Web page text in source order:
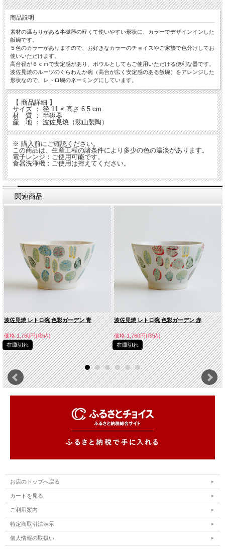
商品説明
素材の温もりがある半磁器の軽くて使いやすい形状に、カラーでデザインインした
飯碗です。
５色のカラーがありますので、お好きなカラーのチョイスやご家族で色分けしてお
使いいただけます。
高台径が６ｃｍで安定感があり、ボウルとしてもご使用いただける便利な器です。
波佐見焼のルーツのくらわんか碗（高台が広く安定感のある飯碗）をアレンジした
形状なので、レトロ碗のネーミングにしています。
【 商品詳細 】
サイズ ： 径 11 × 高さ 6.5 cm
材 質 ： 半磁器
産 地 ： 波佐見焼（勲山製陶）
※ 購入前にご確認ください。
この商品は、生産工程の諸条件により多少の色の濃淡があります。
電子レンジ：ご使用可能です。
食器洗浄機：ご使用は控えてください。
関連商品
波佐見焼 レトロ碗 色彩ガーデン 青
価格:1,760円(税込)
在庫切れ
波佐見焼 レトロ碗 色彩ガーデン 赤
価格:1,760円(税込)
在庫切れ
お店のトップへ戻る
カートを見る
ご利用案内
特定商取引法表示
個人情報の取扱い